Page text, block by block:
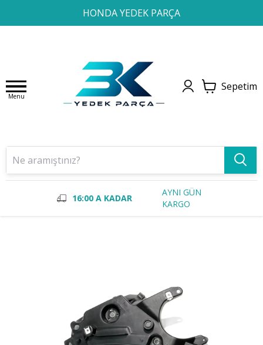
HONDA YEDEK PARÇA
1 2 3 4
Menu
Sepetim
16:00 A KADAR
AYNI GÜN
KARGO